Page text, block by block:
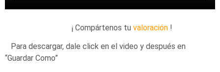
¡ Compártenos tu valoración !
Para descargar, dale click en el video y después en
“Guardar Como”